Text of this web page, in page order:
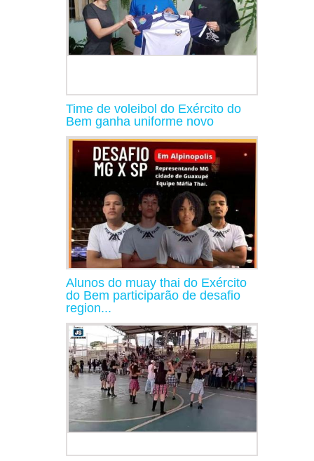
Time de voleibol do Exército do
Bem ganha uniforme novo
Alunos do muay thai do Exército
do Bem participarão de desafio
region...